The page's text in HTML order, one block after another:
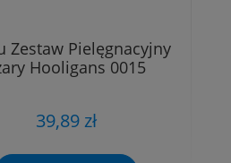
Zestaw Pielęgnacyjny
Hooligans 0015
39,89 zł